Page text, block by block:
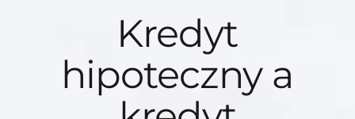
Kredyt
hipoteczny a